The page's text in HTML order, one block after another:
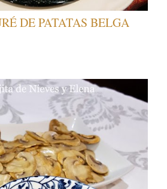
DE PATATAS BELGA